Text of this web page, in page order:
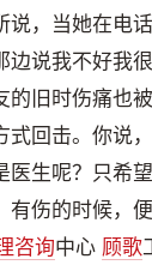
说，当她在电
边说我不好我
的旧时伤痛也
式回击。你说
医生呢？只希
有伤的时候，
咨询中心 顾歌